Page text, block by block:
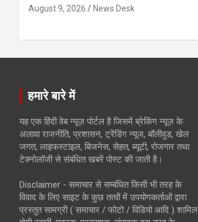
August 9, 2026 News Desk
हमारे बारे में
यह एक हिंदी वेब न्यूज़ पोर्टल है जिसमें ब्रेकिंग न्यूज़ के
अलावा राजनीति, प्रशासन, ट्रेंडिंग न्यूज, बॉलीवुड, खेल
जगत, लाइफस्टाइल, बिजनेस, सेहत, ब्यूटी, रोजगार तथा
टेक्नोलॉजी से संबंधित खबरें पोस्ट की जाती है।
Disclaimer - समाचार से सम्बंधित किसी भी तरह के
विवाद के लिए साइट के कुछ तत्वों में उपयोगकर्ताओं द्वारा
प्रस्तुत सामग्री ( समाचार / फोटो / विडियो आदि ) शामिल